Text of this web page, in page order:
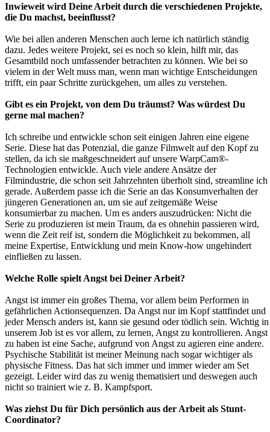
Inwieweit wird Deine Arbeit durch die verschiedenen Projekte,
die Du machst, beeinflusst?
Wie bei allen anderen Menschen auch lerne ich natürlich ständig
dazu. Jedes weitere Projekt, sei es noch so klein, hilft mir, das
Gesamtbild noch umfassender betrachten zu können. Wie bei so
vielem in der Welt muss man, wenn man wichtige Entscheidungen
trifft, ein paar Schritte zurückgehen, um alles zu verstehen.
Gibt es ein Projekt, von dem Du träumst? Was würdest Du
gerne mal machen?
Ich schreibe und entwickle schon seit einigen Jahren eine eigene
Serie. Diese hat das Potenzial, die ganze Filmwelt auf den Kopf zu
stellen, da ich sie maßgeschneidert auf unsere WarpCam®-
Technologien entwickle. Auch viele andere Ansätze der
Filmindustrie, die schon seit Jahrzehnten überholt sind, streamline ich
gerade. Außerdem passe ich die Serie an das Konsumverhalten der
jüngeren Generationen an, um sie auf zeitgemäße Weise
konsumierbar zu machen. Um es anders auszudrücken: Nicht die
Serie zu produzieren ist mein Traum, da es ohnehin passieren wird,
wenn die Zeit reif ist, sondern die Möglichkeit zu bekommen, all
meine Expertise, Entwicklung und mein Know-how ungehindert
einfließen zu lassen.
Welche Rolle spielt Angst bei Deiner Arbeit?
Angst ist immer ein großes Thema, vor allem beim Performen in
gefährlichen Actionsequenzen. Da Angst nur im Kopf stattfindet und
jeder Mensch anders ist, kann sie gesund oder tödlich sein. Wichtig in
unserem Job ist es vor allem, zu lernen, Angst zu kontrollieren. Angst
zu haben ist eine Sache, aufgrund von Angst zu agieren eine andere.
Psychische Stabilität ist meiner Meinung nach sogar wichtiger als
physische Fitness. Das hat sich immer und immer wieder am Set
gezeigt. Leider wird das zu wenig thematisiert und deswegen auch
nicht so trainiert wie z. B. Kampfsport.
Was ziehst Du für Dich persönlich aus der Arbeit als Stunt-
Coordinator?